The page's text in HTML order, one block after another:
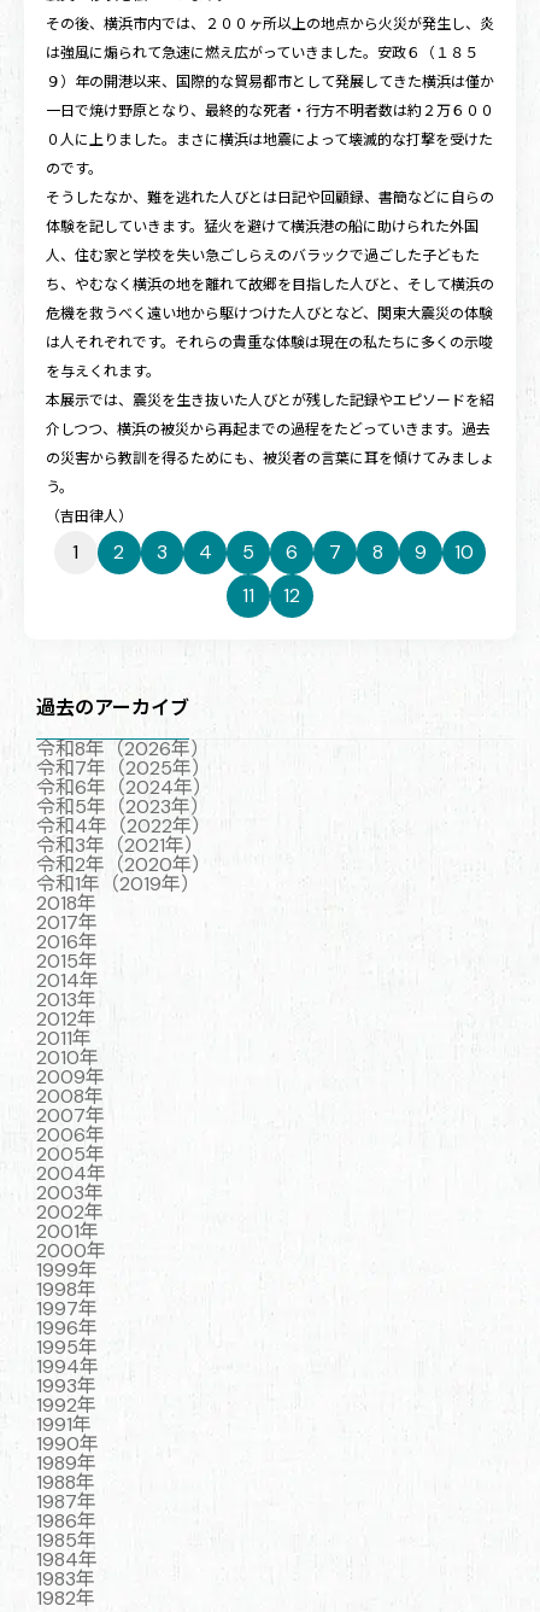
その後、横浜市内では、２００ヶ所以上の地点から火災が発生し、炎
は強風に煽られて急速に燃え広がっていきました。安政６（１８５
９）年の開港以来、国際的な貿易都市として発展してきた横浜は僅か
一日で焼け野原となり、最終的な死者・行方不明者数は約２万６００
０人に上りました。まさに横浜は地震によって壊滅的な打撃を受けた
のです。
そうしたなか、難を逃れた人びとは日記や回顧録、書簡などに自らの
体験を記していきます。猛火を避けて横浜港の船に助けられた外国
人、住む家と学校を失い急ごしらえのバラックで過ごした子どもた
ち、やむなく横浜の地を離れて故郷を目指した人びと、そして横浜の
危機を救うべく遠い地から駆けつけた人びとなど、関東大震災の体験
は人それぞれです。それらの貴重な体験は現在の私たちに多くの示唆
を与えくれます。
本展示では、震災を生き抜いた人びとが残した記録やエピソードを紹
介しつつ、横浜の被災から再起までの過程をたどっていきます。過去
の災害から教訓を得るためにも、被災者の言葉に耳を傾けてみましょ
う。
（吉田律人）
1 2 3 4 5 6 7 8 9
10
11
12
過去のアーカイブ
令和8年（2026年）
令和7年（2025年）
令和6年（2024年）
令和5年（2023年）
令和4年（2022年）
令和3年（2021年）
令和2年（2020年）
令和1年（2019年）
2018年
2017年
2016年
2015年
2014年
2013年
2012年
2011年
2010年
2009年
2008年
2007年
2006年
2005年
2004年
2003年
2002年
2001年
2000年
1999年
1998年
1997年
1996年
1995年
1994年
1993年
1992年
1991年
1990年
1989年
1988年
1987年
1986年
1985年
1984年
1983年
1982年